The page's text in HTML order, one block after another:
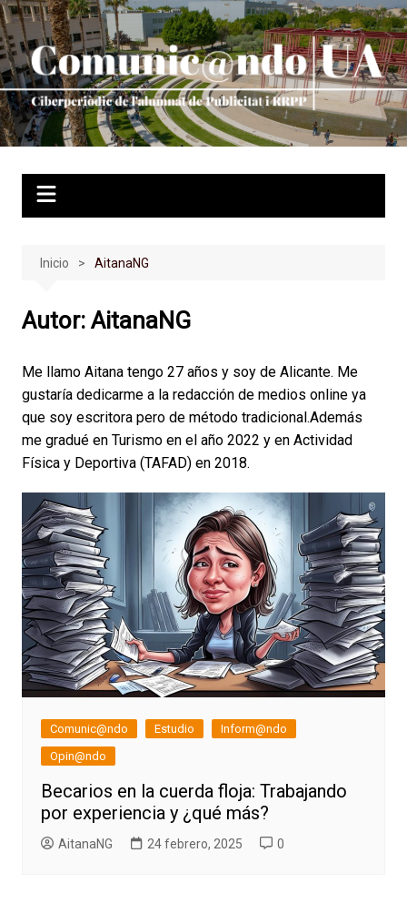
Saltar
al
contenido
Inicio AitanaNG
Autor:AitanaNG
Me llamo Aitana tengo 27 años y soy de Alicante. Me
gustaría dedicarme a la redacción de medios online ya
que soy escritora pero de método tradicional.Además
me gradué en Turismo en el año 2022 y en Actividad
Física y Deportiva (TAFAD) en 2018.
Comunic@ndo Estudio
Inform@ndo
Opin@ndo
Becarios en la cuerda floja: Trabajando
por experiencia y ¿qué más?
AitanaNG 24 febrero, 2025 0